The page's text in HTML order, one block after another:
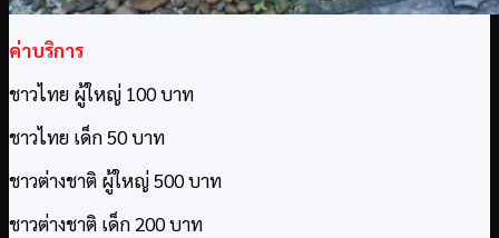
ค่าบริการ
ชาวไทย ผู้ใหญ่ 100 บาท
ชาวไทย เด็ก 50 บาท
ชาวต่างชาติ ผู้ใหญ่ 500 บาท
ชาวต่างชาติ เด็ก 200 บาท